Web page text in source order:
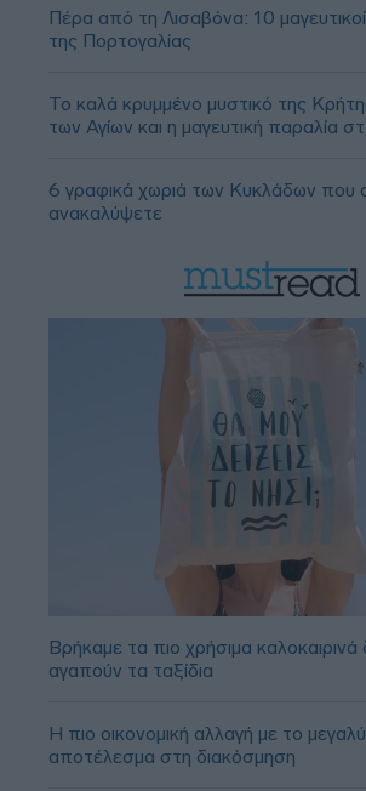
Πέρα από τη Λισαβόνα: 10
της Πορτογαλίας
Το καλά κρυμμένο μυστικό της
των Αγίων και η μαγευτική παραλία
6 γραφικά χωριά των Κυκλάδων που
ανακαλύψετε
Βρήκαμε τα πιο χρήσιμα
αγαπούν τα ταξίδια
Η πιο οικονομική αλλαγή με το
αποτέλεσμα στη διακόσμηση